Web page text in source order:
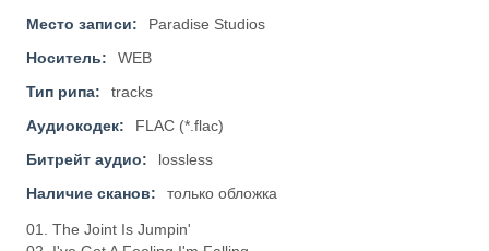
Место записи:
Paradise Studios
Носитель:
WEB
Тип рипа:
tracks
Аудиокодек:
FLAC (*.flac)
Битрейт аудио:
lossless
Наличие сканов:
только обложка
01. The Joint Is Jumpin'